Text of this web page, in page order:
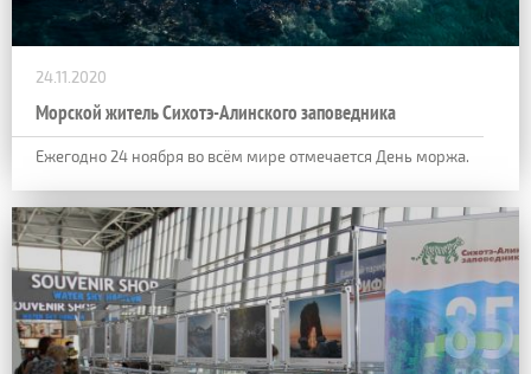
24.11.2020
Морской житель Сихотэ-Алинского заповедника
Ежегодно 24 ноября во всём мире отмечается День моржа.